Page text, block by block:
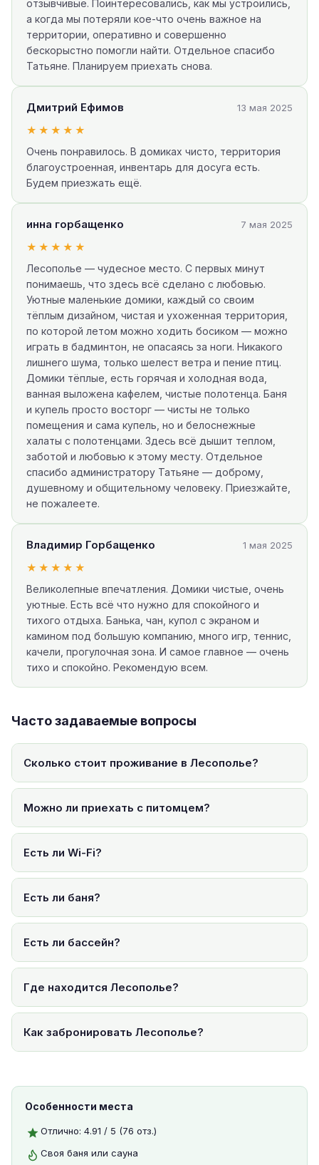
отзывчивые. Поинтересовались, как мы устроились,
а когда мы потеряли кое-что очень важное на
территории, оперативно и совершенно
бескорыстно помогли найти. Отдельное спасибо
Татьяне. Планируем приехать снова.
Дмитрий Ефимов 13 мая 2025
★★★★★
Очень понравилось. В домиках чисто, территория
благоустроенная, инвентарь для досуга есть.
Будем приезжать ещё.
инна горбащенко 7 мая 2025
★★★★★
Лесополье — чудесное место. С первых минут
понимаешь, что здесь всё сделано с любовью.
Уютные маленькие домики, каждый со своим
тёплым дизайном, чистая и ухоженная территория,
по которой летом можно ходить босиком — можно
играть в бадминтон, не опасаясь за ноги. Никакого
лишнего шума, только шелест ветра и пение птиц.
Домики тёплые, есть горячая и холодная вода,
ванная выложена кафелем, чистые полотенца. Баня
и купель просто восторг — чисты не только
помещения и сама купель, но и белоснежные
халаты с полотенцами. Здесь всё дышит теплом,
заботой и любовью к этому месту. Отдельное
спасибо администратору Татьяне — доброму,
душевному и общительному человеку. Приезжайте,
не пожалеете.
Владимир Горбащенко 1 мая 2025
★★★★★
Великолепные впечатления. Домики чистые, очень
уютные. Есть всё что нужно для спокойного и
тихого отдыха. Банька, чан, купол с экраном и
камином под большую компанию, много игр, теннис,
качели, прогулочная зона. И самое главное — очень
тихо и спокойно. Рекомендую всем.
Часто задаваемые вопросы
Сколько стоит проживание в Лесополье?
Можно ли приехать с питомцем?
Есть ли Wi-Fi?
Есть ли баня?
Есть ли бассейн?
Где находится Лесополье?
Как забронировать Лесополье?
Особенности места
Отлично: 4.91 / 5 (76 отз.)
Своя баня или сауна